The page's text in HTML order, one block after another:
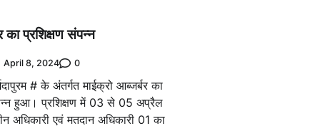
का प्रशिक्षण संपन्न
April 8, 2024 0
# के अंतर्गत माईक्रो आब्जर्बर का
हुआ। प्रशिक्षण में 03 से 05 अप्रैल
अधिकारी एवं मतदान अधिकारी 01 का